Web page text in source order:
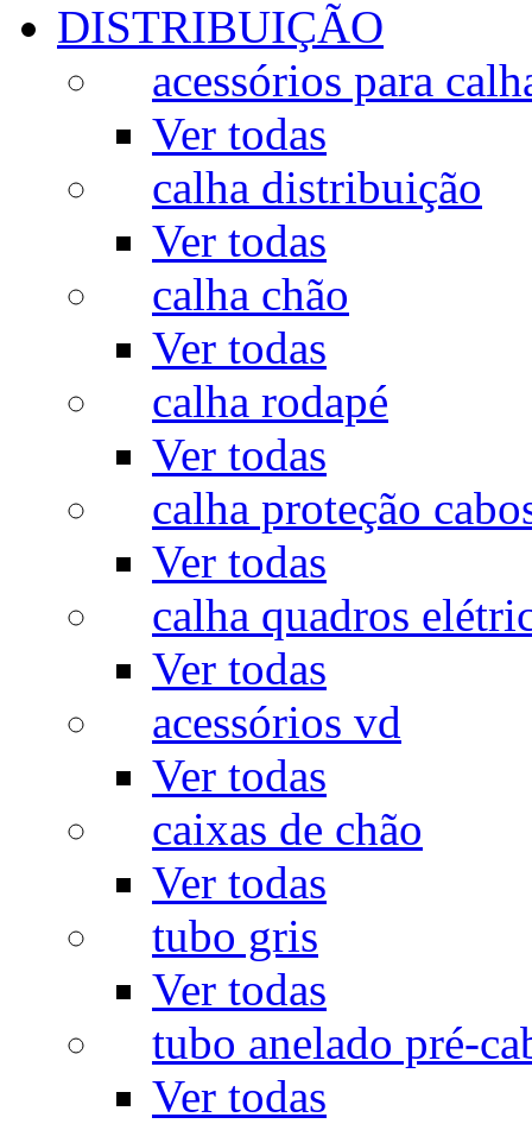
DISTRIBUIÇÃO
acessórios para
Ver todas
calha distribuição
Ver todas
calha chão
Ver todas
calha rodapé
Ver todas
calha proteção
Ver todas
calha quadros
Ver todas
acessórios vd
Ver todas
caixas de chão
Ver todas
tubo gris
Ver todas
tubo anelado pré-
Ver todas